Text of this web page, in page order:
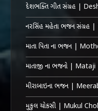
દેશભક્તિ ગીત સંગ્રહ |
નરસિંહ મહેતા ભજન સંગ્રહ
માતા પિતા ના ભજન |
માતાજી ના ભજનો |
મીરાબાઇના ભજન |
મુકુલ ચોકસી | Mukul